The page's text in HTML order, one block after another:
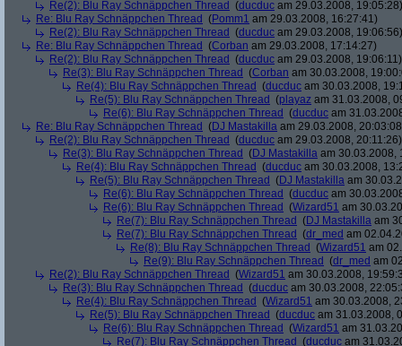
Re(2): Blu Ray Schnäppchen Thread (ducduc am 29.03.2008, 19:05:28)
Re: Blu Ray Schnäppchen Thread (Pomm1 am 29.03.2008, 16:27:41)
Re(2): Blu Ray Schnäppchen Thread (ducduc am 29.03.2008, 19:06:56)
Re: Blu Ray Schnäppchen Thread (Corban am 29.03.2008, 17:14:27)
Re(2): Blu Ray Schnäppchen Thread (ducduc am 29.03.2008, 19:06:11)
Re(3): Blu Ray Schnäppchen Thread (Corban am 30.03.2008,
Re(4): Blu Ray Schnäppchen Thread (ducduc am 30.03.2008,
Re(5): Blu Ray Schnäppchen Thread (playaz am 31.03.2008,
Re(6): Blu Ray Schnäppchen Thread (ducduc am
Re: Blu Ray Schnäppchen Thread (DJ Mastakilla am 29.03.2008,
Re(2): Blu Ray Schnäppchen Thread (ducduc am 29.03.2008, 20:11:26)
Re(3): Blu Ray Schnäppchen Thread (DJ Mastakilla am 30.03.2008,
Re(4): Blu Ray Schnäppchen Thread (ducduc am 30.03.2008,
Re(5): Blu Ray Schnäppchen Thread (DJ Mastakilla am
Re(6): Blu Ray Schnäppchen Thread (ducduc am
Re(6): Blu Ray Schnäppchen Thread (Wizard51 am
Re(7): Blu Ray Schnäppchen Thread (DJ Mastakilla am
Re(7): Blu Ray Schnäppchen Thread (dr_med am
Re(8): Blu Ray Schnäppchen Thread (Wizard51 am
Re(9): Blu Ray Schnäppchen Thread (dr_med am
Re(2): Blu Ray Schnäppchen Thread (Wizard51 am 30.03.2008,
Re(3): Blu Ray Schnäppchen Thread (ducduc am 30.03.2008,
Re(4): Blu Ray Schnäppchen Thread (Wizard51 am 30.03.2008,
Re(5): Blu Ray Schnäppchen Thread (ducduc am 31.03.2008,
Re(6): Blu Ray Schnäppchen Thread (Wizard51 am
Re(7): Blu Ray Schnäppchen Thread (ducduc am